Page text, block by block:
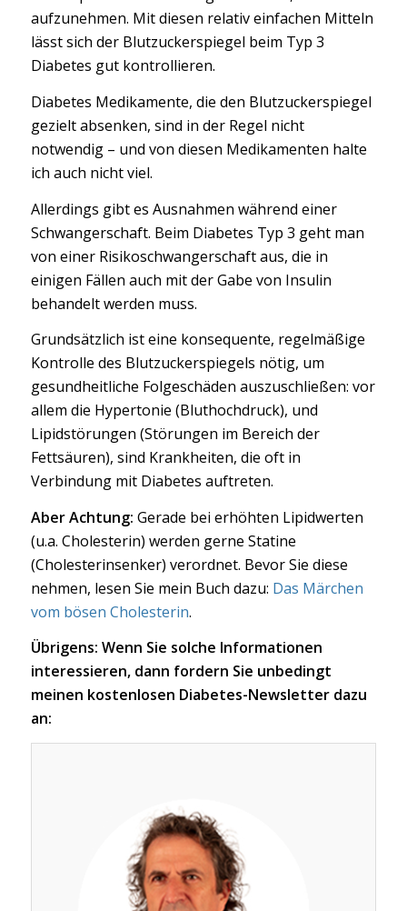
aufzunehmen. Mit diesen relativ einfachen Mitteln
lässt sich der Blutzuckerspiegel beim Typ 3
Diabetes gut kontrollieren.
Diabetes Medikamente, die den Blutzuckerspiegel
gezielt absenken, sind in der Regel nicht
notwendig – und von diesen Medikamenten halte
ich auch nicht viel.
Allerdings gibt es Ausnahmen während einer
Schwangerschaft. Beim Diabetes Typ 3 geht man
von einer Risikoschwangerschaft aus, die in
einigen Fällen auch mit der Gabe von Insulin
behandelt werden muss.
Grundsätzlich ist eine konsequente, regelmäßige
Kontrolle des Blutzuckerspiegels nötig, um
gesundheitliche Folgeschäden auszuschließen: vor
allem die Hypertonie (Bluthochdruck), und
Lipidstörungen (Störungen im Bereich der
Fettsäuren), sind Krankheiten, die oft in
Verbindung mit Diabetes auftreten.
Aber Achtung: Gerade bei erhöhten Lipidwerten
(u.a. Cholesterin) werden gerne Statine
(Cholesterinsenker) verordnet. Bevor Sie diese
nehmen, lesen Sie mein Buch dazu: Das Märchen
vom bösen Cholesterin.
Übrigens: Wenn Sie solche Informationen
interessieren, dann fordern Sie unbedingt
meinen kostenlosen Diabetes-Newsletter dazu
an: